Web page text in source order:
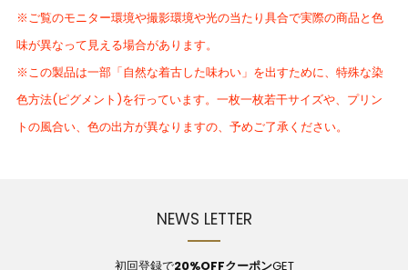
※ご覧のモニター環境や撮影環境や光の当たり具合で実際の商品と色
味が異なって見える場合があります。
※この製品は一部「自然な着古した味わい」を出すために、特殊な染
色方法(ピグメント)を行っています。一枚一枚若干サイズや、プリン
トの風合い、色の出方が異なりますの、予めご了承ください。
NEWS LETTER
初回登録で20%OFFクーポンGET